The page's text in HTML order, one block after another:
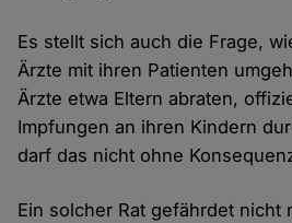
Es stellt sich auch die Frage,
Ärzte mit ihren Patienten
Ärzte etwa Eltern abraten,
Impfungen an ihren Kindern
darf das nicht ohne
Ein solcher Rat gefährdet nicht